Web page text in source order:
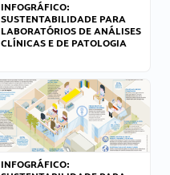
INFOGRÁFICO:
SUSTENTABILIDADE PARA
LABORATÓRIOS DE ANÁLISES
CLÍNICAS E DE PATOLOGIA
INFOGRÁFICO: